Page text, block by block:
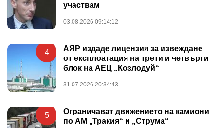
участвам
03.08.2026 09:14:12
4
АЯР издаде лицензия за извеждане
от експлоатация на трети и четвърти
блок на АЕЦ „Козлодуй“
31.07.2026 20:34:43
5
Ограничават движението на камиони
по АМ „Тракия“ и „Струма“